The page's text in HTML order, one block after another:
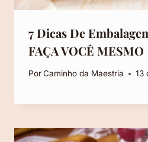
7 Dicas De
FAÇA VOCÊ MESMO
PorCaminho da Maestria 13